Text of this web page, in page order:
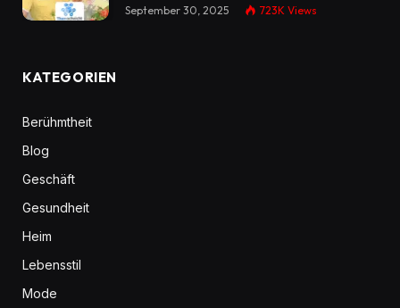
September 30, 2025 723K Views
KATEGORIEN
Berühmtheit
Blog
Geschäft
Gesundheit
Heim
Lebensstil
Mode